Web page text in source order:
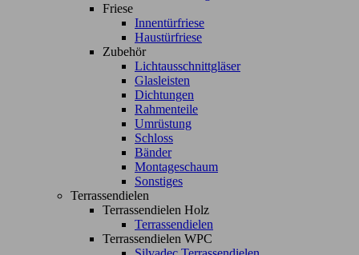
Friese
Innentürfriese
Haustürfriese
Zubehör
Lichtausschnittgläser
Glasleisten
Dichtungen
Rahmenteile
Umrüstung
Schloss
Bänder
Montageschaum
Sonstiges
Terrassendielen
Terrassendielen Holz
Terrassendielen
Terrassendielen WPC